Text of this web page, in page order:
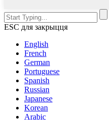
ESC для закрыцця
English
French
German
Portuguese
Spanish
Russian
Japanese
Korean
Arabic